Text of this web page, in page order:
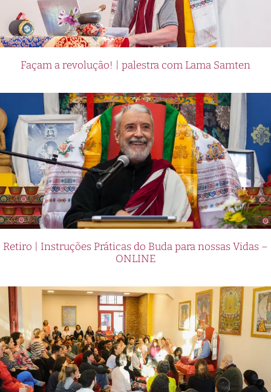
Façam a revolução! | palestra com Lama Samten
Retiro | Instruções Práticas do Buda para nossas Vidas –
ONLINE